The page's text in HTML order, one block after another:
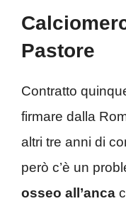
Pastore
Contratto
firmare dalla
altri tre anni di
però c’è un
osseo all’anca